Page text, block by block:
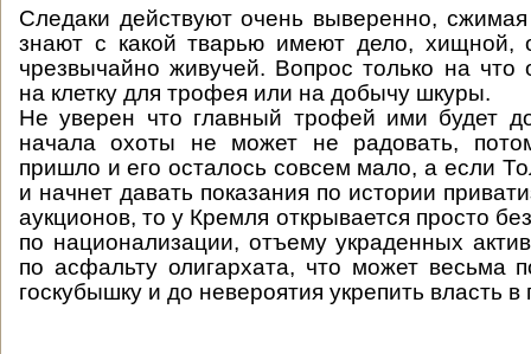
Следаки действуют очень выверенно, сжимая
знают с какой тварью имеют дело, хищной,
чрезвычайно живучей. Вопрос только на что
на клетку для трофея или на добычу шкуры.
Не уверен что главный трофей ими будет
начала охоты не может не радовать,
пришло и его осталось совсем мало, а если
и начнет давать показания по истории
аукционов, то у Кремля открывается просто
по национализации, отъему украденных
по асфальту олигархата, что может весьма
госкубышку и до невероятия укрепить власть в